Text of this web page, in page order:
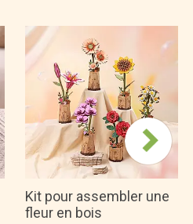
Kit pour assembler une
fleur en bois